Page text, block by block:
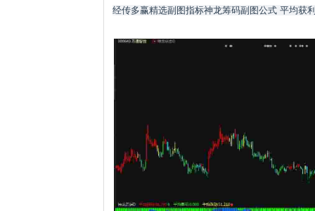
经传多赢精选副图指标神龙筹码副图公式 平均获